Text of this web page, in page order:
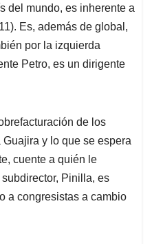
del mundo, es inherente a
Es, además de global,
por la izquierda
Petro, es un dirigente
de los
y lo que se espera
cuente a quién le
Pinilla, es
a congresistas a cambio